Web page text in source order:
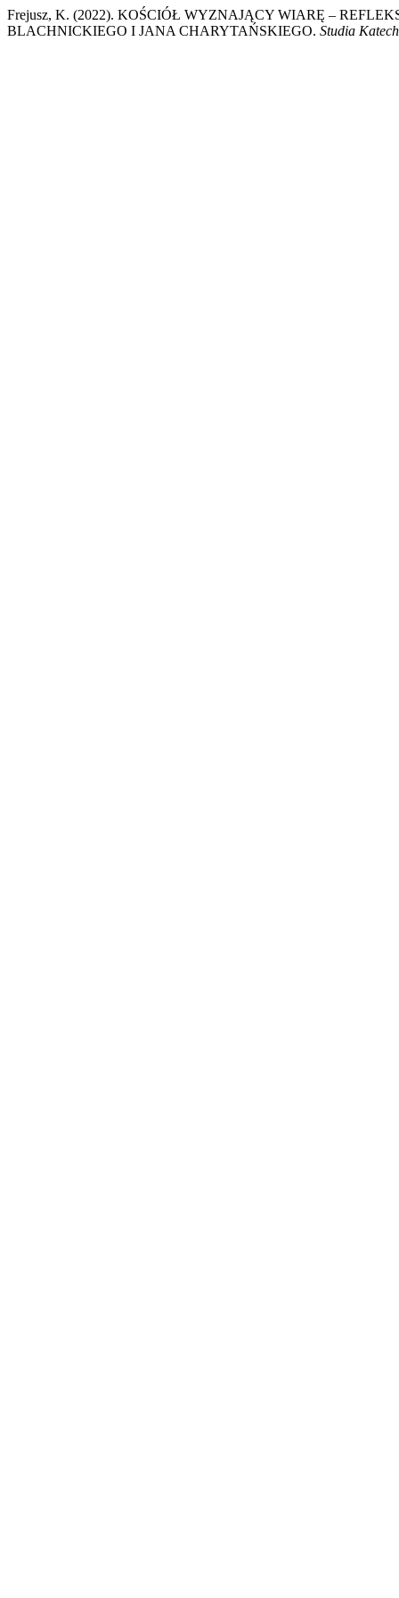
Frejusz, K. (2022). KOŚCIÓŁ WYZNAJĄCY WIARĘ –
BLACHNICKIEGO I JANA CHARYTAŃSKIEGO. Studia